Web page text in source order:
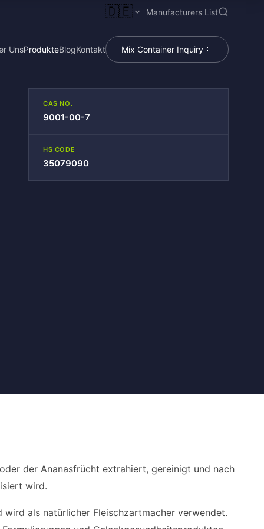
🇩🇪 Manufacturers List
UnsProdukteBlogKontakt Mix Container Inquiry
CAS NO.
9001-00-7
HS CODE
35079090
der Ananasfrücht extrahiert, gereinigt und nach
wird.
als natürlicher Fleischzartmacher verwendet.